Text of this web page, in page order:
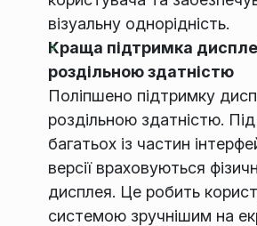
візуальну однорідність.
Краща підтримка
роздільною здатністю
Поліпшено підтримку
роздільною здатністю.
багатьох із частин
версії враховуються
дисплея. Це робить
системою зручнішим на